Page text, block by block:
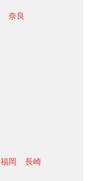
奈良
福岡
長崎